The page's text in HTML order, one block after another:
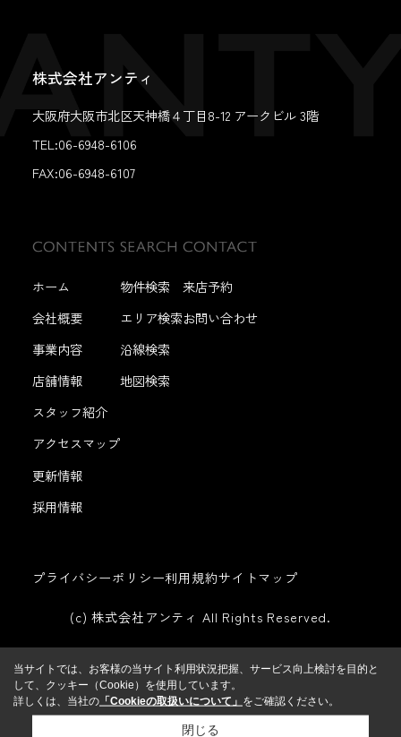
株式会社アンティ
大阪府大阪市北区天神橋４丁目8-12 アークビル 3階
TEL:06-6948-6106
FAX:06-6948-6107
ホーム
会社概要
事業内容
店舗情報
スタッフ紹介
アクセスマップ
更新情報
採用情報
物件検索
エリア検索
沿線検索
地図検索
来店予約
お問い合わせ
プライバシーポリシー利用規約サイトマップ
(c) 株式会社アンティ All Rights Reserved.
当サイトでは、お客様の当サイト利用状況把握、サービス向上検討を目的と
して、クッキー（Cookie）を使用しています。
詳しくは、当社の 「Cookieの取扱いについて」 をご確認ください。
閉じる